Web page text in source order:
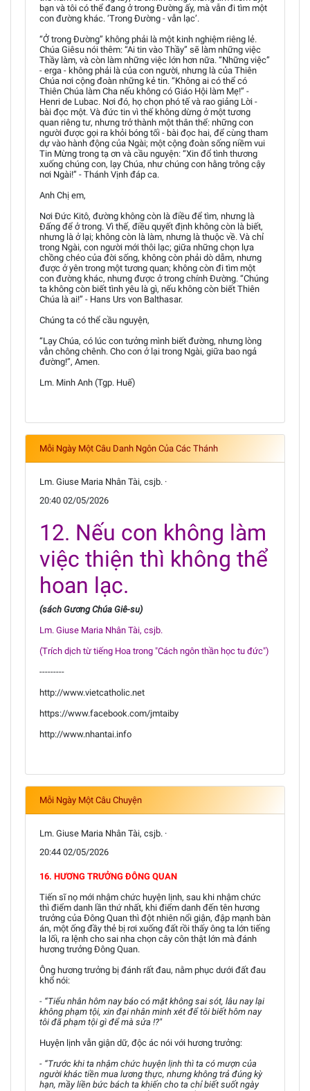
bạn và tôi có thể đang ở trong Đường ấy, mà vẫn đi tìm một
con đường khác. ‘Trong Đường - vẫn lạc’.
“Ở trong Đường” không phải là một kinh nghiệm riêng lẻ.
Chúa Giêsu nói thêm: “Ai tin vào Thầy” sẽ làm những việc
Thầy làm, và còn làm những việc lớn hơn nữa. “Những việc”
- erga - không phải là của con người, nhưng là của Thiên
Chúa nơi cộng đoàn những kẻ tin. “Không ai có thể có
Thiên Chúa làm Cha nếu không có Giáo Hội làm Mẹ!” -
Henri de Lubac. Nơi đó, họ chọn phó tế và rao giảng Lời -
bài đọc một. Và đức tin vì thế không dừng ở một tương
quan riêng tư, nhưng trở thành một thân thể: những con
người được gọi ra khỏi bóng tối - bài đọc hai, để cùng tham
dự vào hành động của Ngài; một cộng đoàn sống niềm vui
Tin Mừng trong tạ ơn và cầu nguyện: “Xin đổ tình thương
xuống chúng con, lạy Chúa, như chúng con hằng trông cậy
nơi Ngài!” - Thánh Vịnh đáp ca.
Anh Chị em,
Nơi Đức Kitô, đường không còn là điều để tìm, nhưng là
Đấng để ở trong. Vì thế, điều quyết định không còn là biết,
nhưng là ở lại; không còn là làm, nhưng là thuộc về. Và chỉ
trong Ngài, con người mới thôi lạc; giữa những chọn lựa
chồng chéo của đời sống, không còn phải dò dẫm, nhưng
được ở yên trong một tương quan; không còn đi tìm một
con đường khác, nhưng được ở trong chính Đường. “Chúng
ta không còn biết tình yêu là gì, nếu không còn biết Thiên
Chúa là ai!” - Hans Urs von Balthasar.
Chúng ta có thể cầu nguyện,
“Lạy Chúa, có lúc con tưởng mình biết đường, nhưng lòng
vẫn chông chênh. Cho con ở lại trong Ngài, giữa bao ngả
đường!”, Amen.
Lm. Minh Anh (Tgp. Huế)
Mỗi Ngày Một Câu Danh Ngôn Của Các Thánh
Lm. Giuse Maria Nhân Tài, csjb. ·
20:40 02/05/2026
12. Nếu con không làm
việc thiện thì không thể
hoan lạc.
(sách Gương Chúa Giê-su)
Lm. Giuse Maria Nhân Tài, csjb.
(Trích dịch từ tiếng Hoa trong "Cách ngôn thần học tu đức")
---------
http://www.vietcatholic.net
https://www.facebook.com/jmtaiby
http://www.nhantai.info
Mỗi Ngày Một Câu Chuyện
Lm. Giuse Maria Nhân Tài, csjb. ·
20:44 02/05/2026
16. HƯƠNG TRƯỞNG ĐÔNG QUAN
Tiến sĩ nọ mới nhậm chức huyện lịnh, sau khi nhậm chức
thì điểm danh lần thứ nhất, khi điểm danh đến tên hương
trưởng của Đông Quan thì đột nhiên nổi giận, đập mạnh bàn
án, một ống đầy thẻ bị rơi xuống đất rồi thấy ông ta lớn tiếng
la lối, ra lệnh cho sai nha chọn cây côn thật lớn mà đánh
hương trưởng Đông Quan.
Ông hương trưởng bị đánh rất đau, nằm phục dưới đất đau
khổ nói:
- “Tiểu nhân hôm nay báo có mặt không sai sót, lâu nay lại
không phạm tội, xin đại nhân minh xét để tôi biết hôm nay
tôi đã phạm tội gì để mà sửa !?"
Huyện lịnh vẫn giận dữ, độc ác nói với hương trưởng:
- “Trước khi ta nhậm chức huyện lịnh thì ta có mượn của
người khác tiền mua lương thực, nhưng không trả đúng kỳ
hạn, mầy liền bức bách ta khiến cho ta chỉ biết suốt ngày